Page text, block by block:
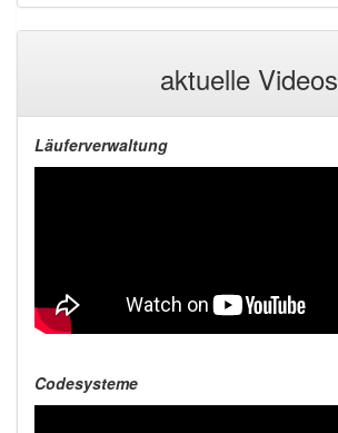
aktuelle Videos
Läuferverwaltung
Codesysteme